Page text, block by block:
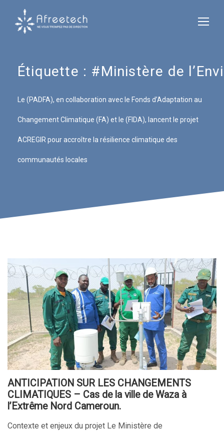
Étiquette : #Ministère de
Le (PADFA), en collaboration avec le Fonds d’Adaptation au
Changement Climatique (FA) et le (FIDA), lancent le projet
ACREGIR pour accroître la résilience climatique des
communautés locales
ANTICIPATION SUR LES CHANGEMENTS
CLIMATIQUES – Cas de la ville de Waza à
l’Extrême Nord Cameroun.
Contexte et enjeux du projet Le Ministère de